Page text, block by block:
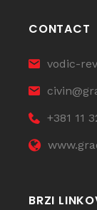
CONTACT
vodic-
+381 11
BRZI